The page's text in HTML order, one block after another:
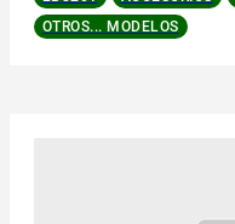
OTROS... MODELOS